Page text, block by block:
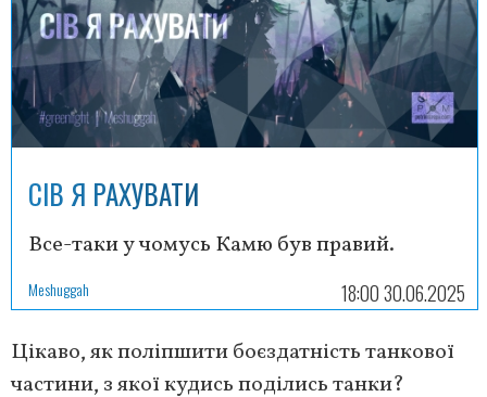
СІВ Я РАХУВАТИ
Все-таки у чомусь Камю був правий.
Meshuggah 18:00 30.06.2025
Цікаво, як поліпшити боєздатність танкової
частини, з якої кудись поділись танки?